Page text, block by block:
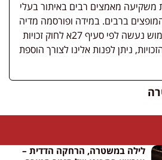
משקיעה מאמצים רבים באיתור בעלי
המופצים ברבים. במידה ופורסמה מדיה
שבעליה אינו ידוע, השימוש נעשה לפי סעיף 27א לחוק זכויות
ניתן לפנות אלינו לצורך הוספת
לילה במשטרה, הרחקה הדדית –